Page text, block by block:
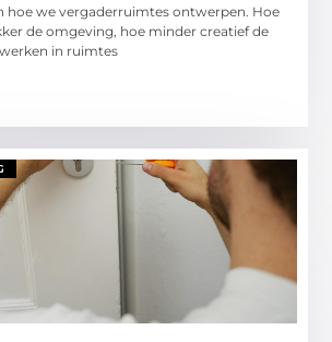
hoe we vergaderruimtes ontwerpen. Hoe
de omgeving, hoe minder creatief de
in ruimtes